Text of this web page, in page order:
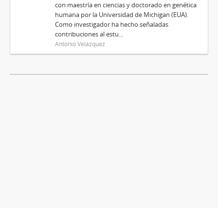
con maestría en ciencias y doctorado en genética
humana por la Universidad de Michigan (EUA).
Como investigador ha hecho señaladas
contribuciones al estu...
Antonio Velázquez